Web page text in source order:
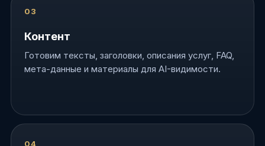
Контент
Готовим тексты, заголовки, описания услуг, FAQ,
мета-данные и материалы для AI-видимости.